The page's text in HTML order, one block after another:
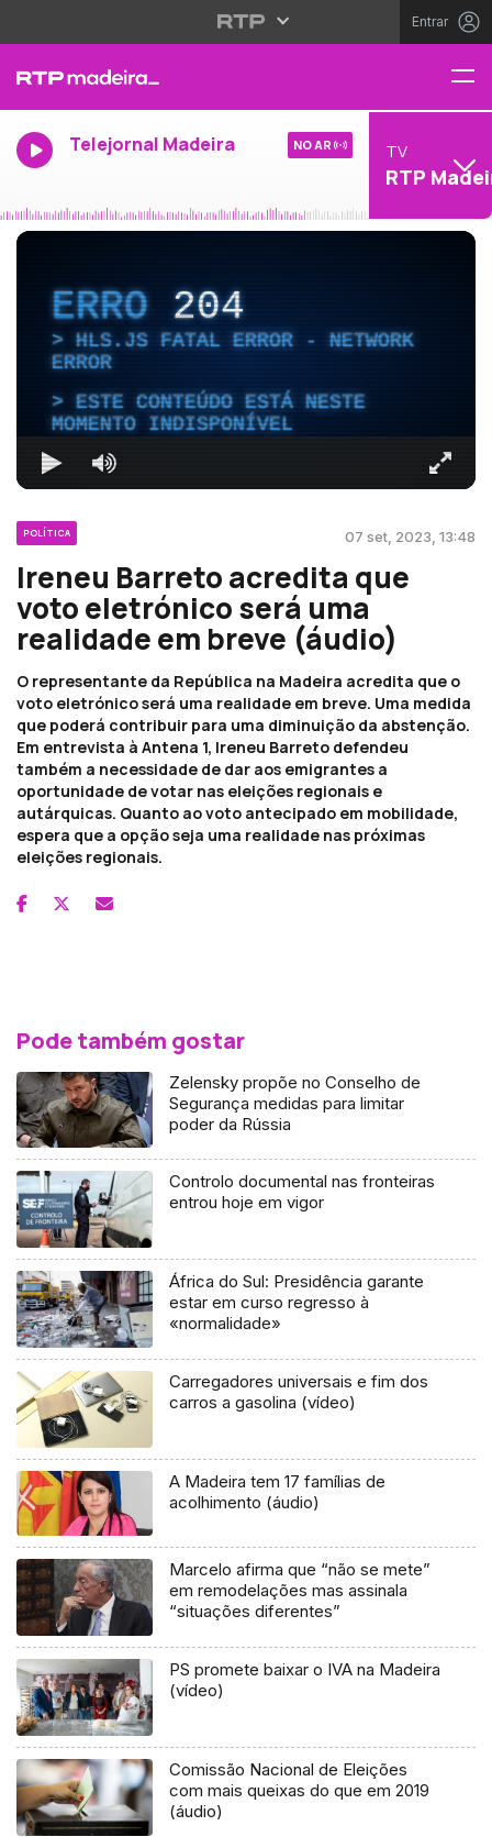
Entrar
Telejornal Madeira NO AR TV
RTP
ERRO204
HLS.JS FATAL ERROR - NETWORK
ERROR
ESTE CONTEÚDO ESTÁ NESTE
MOMENTO INDISPONÍVEL
POLÍTICA 07 set, 2023, 13:48
Ireneu Barreto acredita que
voto eletrónico será uma
realidade em breve (áudio)
O representante da República na Madeira acredita que o
voto eletrónico será uma realidade em breve. Uma medida
que poderá contribuir para uma diminuição da abstenção.
Em entrevista à Antena 1, Ireneu Barreto defendeu
também a necessidade de dar aos emigrantes a
oportunidade de votar nas eleições regionais e
autárquicas. Quanto ao voto antecipado em mobilidade,
espera que a opção seja uma realidade nas próximas
eleições regionais.
Pode também gostar
Zelensky propõe no Conselho de
Segurança medidas para limitar
poder da Rússia
Controlo documental nas fronteiras
entrou hoje em vigor
África do Sul: Presidência garante
estar em curso regresso à
«normalidade»
Carregadores universais e fim dos
carros a gasolina (vídeo)
A Madeira tem 17 famílias de
acolhimento (áudio)
Marcelo afirma que “não se mete”
em remodelações mas assinala
“situações diferentes”
PS promete baixar o IVA na Madeira
(vídeo)
Comissão Nacional de Eleições
com mais queixas do que em 2019
(áudio)